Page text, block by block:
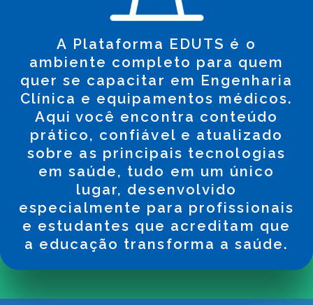
A Plataforma EDUTS é o
ambiente completo para quem
quer se capacitar em Engenharia
Clínica e equipamentos médicos.
Aqui você encontra conteúdo
prático, confiável e atualizado
sobre as principais tecnologias
em saúde, tudo em um único
lugar, desenvolvido
especialmente para profissionais
e estudantes que acreditam que
a educação transforma a saúde.